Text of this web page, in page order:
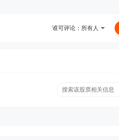
谁可评论： 所有人